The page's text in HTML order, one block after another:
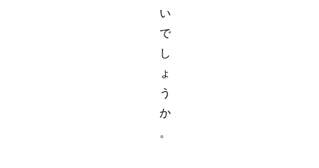
い
で
し
ょ
う
か
。